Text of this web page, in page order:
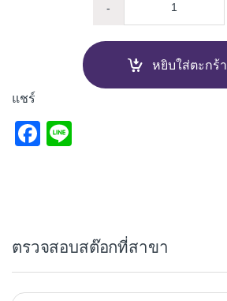
-
หยิบใส่ตะกร้า
แชร์
F
o
o
ตรวจสอบสต๊อกที่สาขา